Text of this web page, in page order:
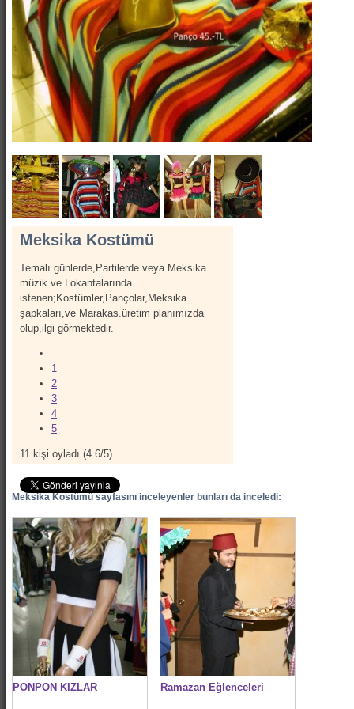
Show Kostümleri
Canlı Heykel Kostümleri
Kanatlar
Hizmetlerimiz
İletişim
Hakkımızda
Meksika Kostümü
Temalı günlerde,Partilerde veya Meksika
müzik ve Lokantalarında
istenen;Kostümler,Pançolar,Meksika
şapkaları,ve Marakas.üretim planımızda
olup,ilgi görmektedir.
1
2
3
4
5
11 kişi oyladı (4.6/5)
Meksika Kostümü sayfasını inceleyenler bunları da inceledi:
PONPON KIZLAR Ramazan Eğlenceleri